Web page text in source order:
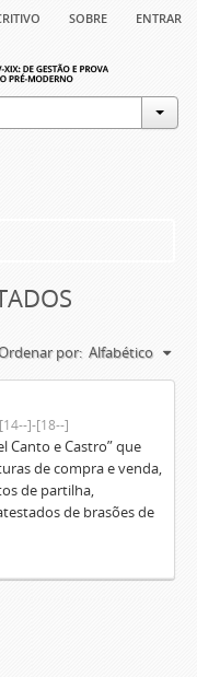
sobre entrar
por: Alfabético
[14--]-[18--]
Canto e Castro” que
de compra e venda,
de partilha,
de brasões de